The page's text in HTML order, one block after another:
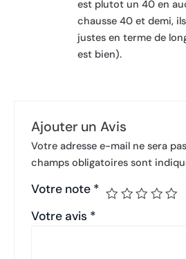
est plutot un 40 en
chausse 40 et demi,
justes en terme de
est bien).
Ajouter un Avis
Votre adresse e-mail ne sera
champs obligatoires sont
Votre note *
Votre avis *